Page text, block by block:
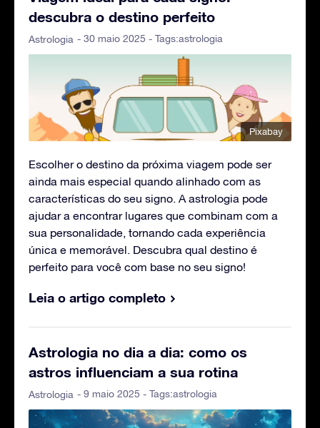
descubra o destino perfeito
Astrologia - 30 maio 2025 - Tags:astrologia
Pixabay
Escolher o destino da próxima viagem pode ser
ainda mais especial quando alinhado com as
características do seu signo. A astrologia pode
ajudar a encontrar lugares que combinam com a
sua personalidade, tornando cada experiência
única e memorável. Descubra qual destino é
perfeito para você com base no seu signo!
Leia o artigo completo
Astrologia no dia a dia: como os
astros influenciam a sua rotina
Astrologia - 9 maio 2025 - Tags:astrologia